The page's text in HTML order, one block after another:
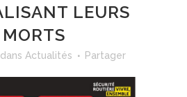
LEURS
dans Actualités Partager